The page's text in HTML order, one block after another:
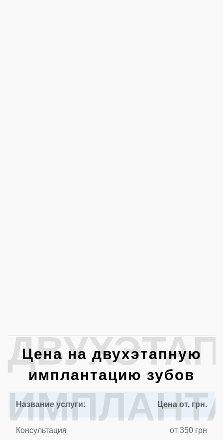
Цена на двухэтапную
имплантацию зубов
Название услуги: Цена от, грн.
Консультация от 350 грн